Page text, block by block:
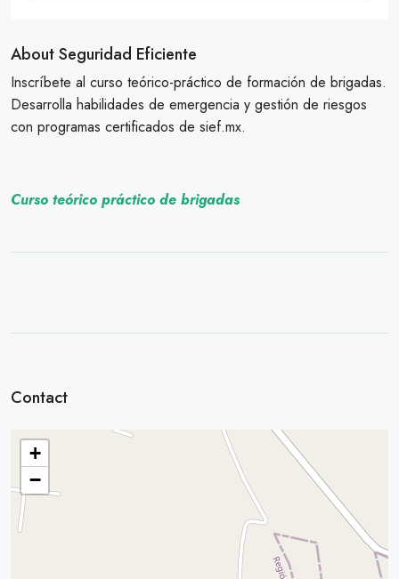
About Seguridad Eficiente
Inscríbete al curso teórico-práctico de formación de brigadas.
Desarrolla habilidades de emergencia y gestión de riesgos
con programas certificados de sief.mx.
Curso teórico práctico de brigadas
Contact
+
−